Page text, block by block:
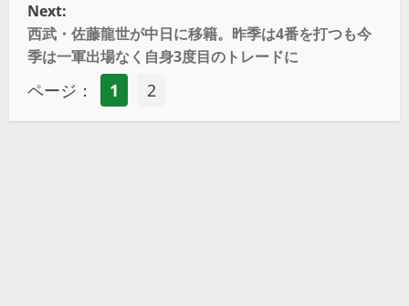
Next:
西武・佐藤龍世が中日に移籍。昨季は4番を打つも今
季は一軍出場なく自身3度目のトレードに
ページ： 1 2